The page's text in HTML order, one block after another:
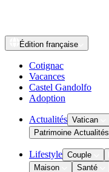
Édition française
Cotignac
Vacances
Castel Gandolfo
Adoption
Actualités Vatican
Patrimoine Actualités
Lifestyle Couple
Maison
Santé